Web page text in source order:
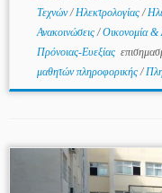
Τεχνών/Ηλεκτρολογίας/
Ανακοινώσεις/Οικονομία &
Πρόνοιας-Ευεξίας
μαθητών πληροφορικής/